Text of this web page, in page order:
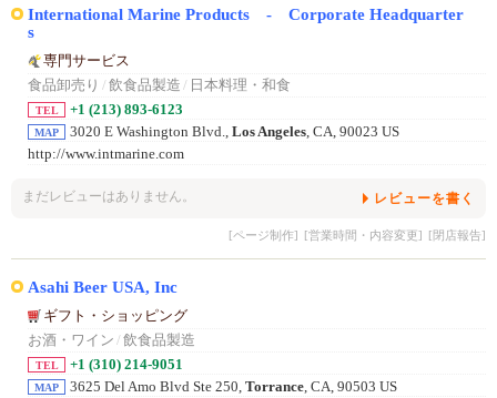
International Marine Products - Corporate Headquarter
s
専門サービス
食品卸売り / 飲食品製造 / 日本料理・和食
TEL +1 (213) 893-6123
MAP 3020 E Washington Blvd., Los Angeles, CA, 90023 US
http://www.intmarine.com
まだレビューはありません。 レビューを書く
[ページ制作] [営業時間・内容変更] [閉店報告]
Asahi Beer USA, Inc
ギフト・ショッピング
お酒・ワイン / 飲食品製造
TEL +1 (310) 214-9051
MAP 3625 Del Amo Blvd Ste 250, Torrance, CA, 90503 US